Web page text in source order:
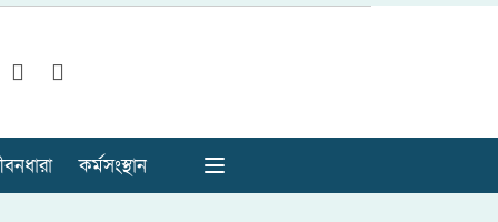
কর্মসংস্থান